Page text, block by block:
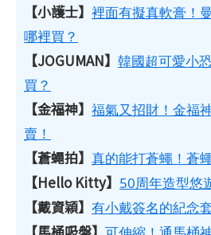
【小護士】 裡面有擬真軟膏！
哪裡買？
【JOGUMAN】 韓國超可愛小
買？
【金福神】 福氣又招財！金福
賣！
【蒼蠅拍】 真的能打蒼蠅！蒼
【Hello Kitty】 50周年造型悠
【戴資穎】 有小戴簽名的紀念